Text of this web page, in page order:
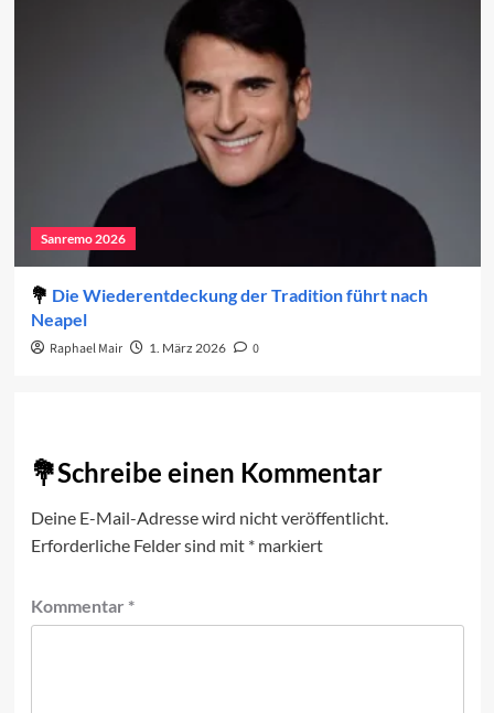
Sanremo 2026
Die Wiederentdeckung der Tradition führt nach
Neapel
Raphael Mair 1. März 2026 0
Schreibe einen Kommentar
Deine E-Mail-Adresse wird nicht veröffentlicht.
Erforderliche Felder sind mit *markiert
Kommentar *